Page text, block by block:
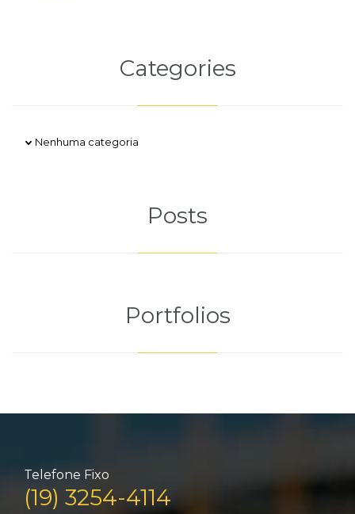
Categories
Nenhuma categoria
Posts
Portfolios
Telefone Fixo
(19) 3254-4114